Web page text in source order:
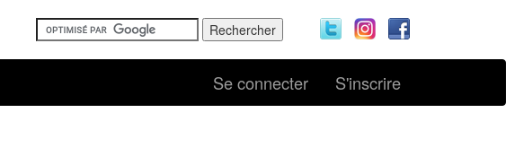
Se connecter S'inscrire